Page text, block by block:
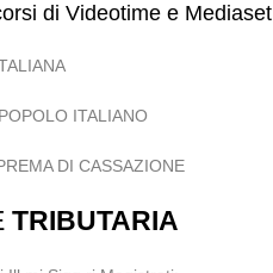
di Videotime e Mediaset
ITALIANO
DI CASSAZIONE
TRIBUTARIA